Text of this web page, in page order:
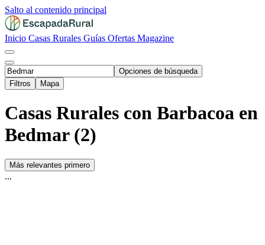
Salto al contenido principal
Inicio Casas Rurales Guías Ofertas Magazine
Opciones de búsqueda
Filtros
Mapa
Casas Rurales con Barbacoa en
Bedmar (2)
Más relevantes primero
...